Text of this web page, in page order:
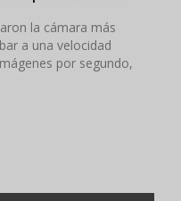
la cámara más
a una velocidad
por segundo,